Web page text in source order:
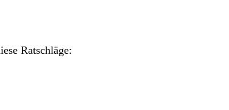
Ratschläge: